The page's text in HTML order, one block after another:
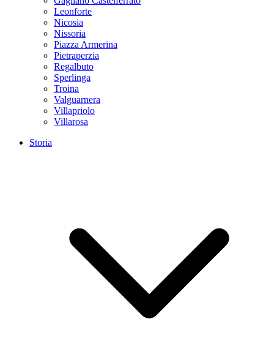
Leonforte
Nicosia
Nissoria
Piazza Armerina
Pietraperzia
Regalbuto
Sperlinga
Troina
Valguarnera
Villapriolo
Villarosa
Storia